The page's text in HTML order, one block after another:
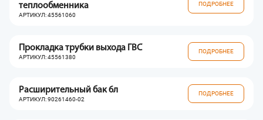
теплообменника
АРТИКУЛ: 45561060
ПОДРОБНЕЕ
Прокладка трубки выхода ГВС
АРТИКУЛ: 45561380
ПОДРОБНЕЕ
Расширительный бак 6л
АРТИКУЛ: 90261460-02
ПОДРОБНЕЕ